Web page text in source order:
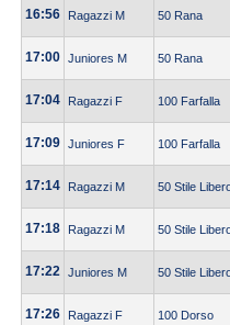
16:56 Ragazzi M 50 Rana
17:00 Juniores M 50 Rana
17:04 Ragazzi F 100 Farfalla
17:09 Juniores F 100 Farfalla
17:14 Ragazzi M 50 Stile
17:18 Ragazzi M 50 Stile
17:22 Juniores M 50 Stile
17:26 Ragazzi F 100 Dorso